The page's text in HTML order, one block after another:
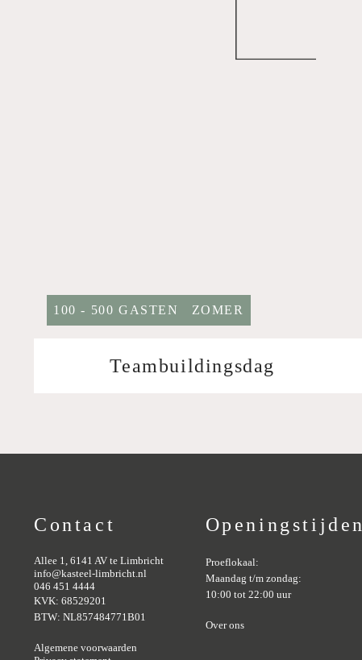
100 - 500 GASTEN ZOMER
Teambuildingsdag
Contact
Allee 1, 6141 AV te Limbricht
info@kasteel-limbricht.nl
046 451 4444
KVK: 68529201
BTW: NL857484771B01
Algemene voorwaarden
Openingstijden
Proeflokaal:
Maandag t/m zondag:
10:00 tot 22:00 uur
Over ons